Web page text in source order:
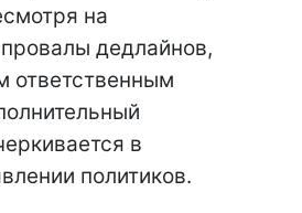
на
дедлайнов,
ответственным
в
политиков.